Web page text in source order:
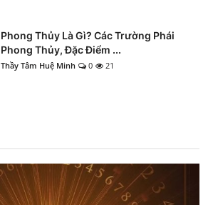
Phong Thủy Là Gì? Các Trường Phái
Phong Thủy, Đặc Điểm ...
Thầy Tâm Huệ Minh 0 21